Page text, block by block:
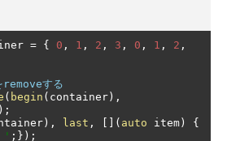
= { 0 , 1 , 2 , 3 , 0 , 1 , 2 ,
する
( begin ( container ),
);
), last , []( auto item )
{
' ;});